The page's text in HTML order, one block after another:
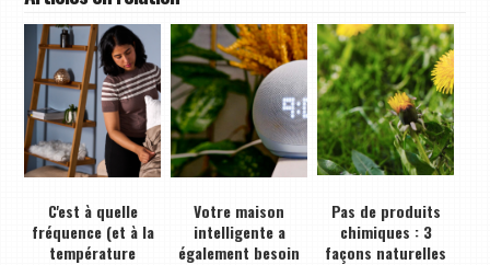
C'est à quelle
fréquence (et à la
température
Votre maison
intelligente a
également besoin
Pas de produits
chimiques : 3
façons naturelles